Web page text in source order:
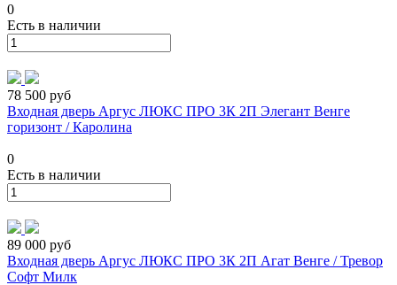
0
Есть в наличии
78 500 руб
Входная дверь Аргус ЛЮКС ПРО 3К 2П Элегант Венге
горизонт / Каролина
0
Есть в наличии
89 000 руб
Входная дверь Аргус ЛЮКС ПРО 3К 2П Агат Венге / Тревор
Софт Милк